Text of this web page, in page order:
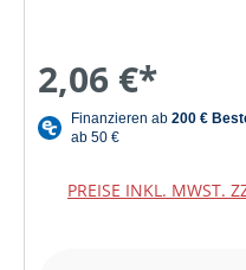
2,06 €*
PREISE INKL. MWST.